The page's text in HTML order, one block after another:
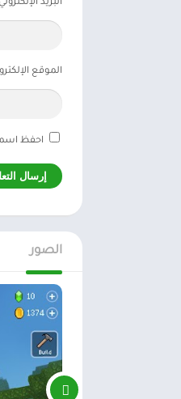
البريد الإلكتروني
الموقع
احفظ
الصور